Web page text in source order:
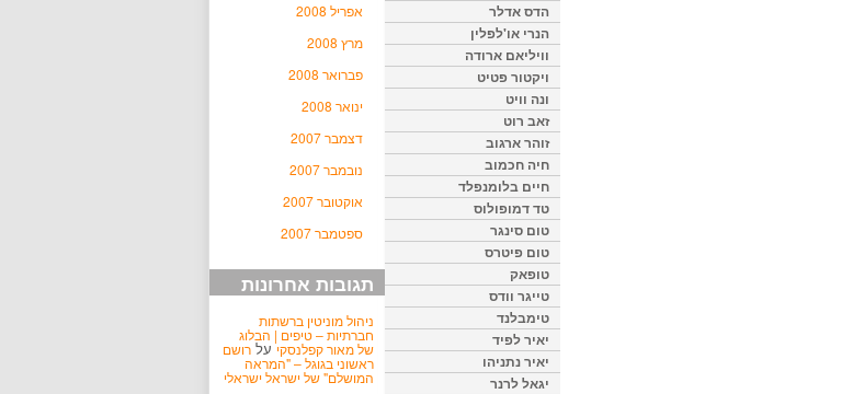
אפריל 2008
מרץ 2008
פברואר 2008
ינואר 2008
דצמבר 2007
נובמבר 2007
אוקטובר 2007
ספטמבר 2007
תגובות אחרונות
ניהול מוניטין ברשתות
חברתיות – טיפים | הבלוג
של מאור קפלנסקיעל רושם
ראשוני בגוגל – "המראה
המושלם" של ישראל ישראלי
הדס אדלר
הנרי או'לפלין
וויליאם ארודה
ויקטור פטיט
ונה וויט
זאב רוט
זוהר ארגוב
חיה חכמוב
חיים בלומנפלד
טד דמופולוס
טום סינגר
טום פיטרס
טופאק
טייגר וודס
טימבלנד
יאיר לפיד
יאיר נתניהו
יגאל לרנר